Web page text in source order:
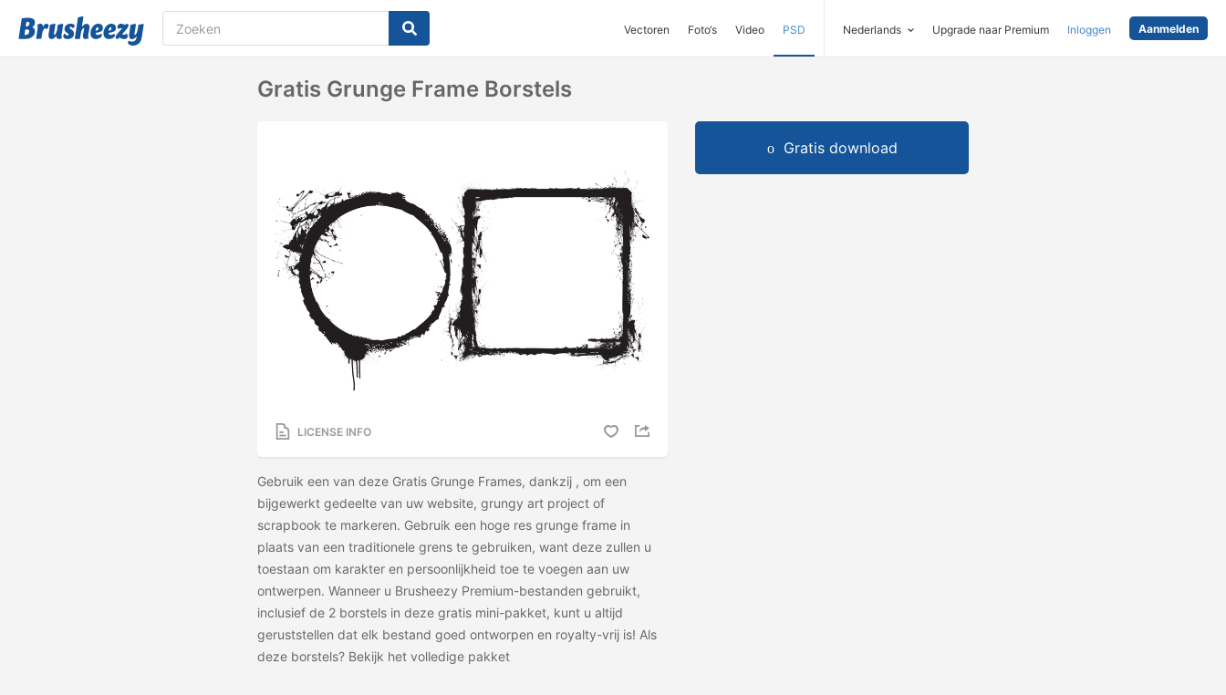
Vectoren Foto‘s Video PSD Nederlands Upgrade naar Premium Inloggen Aanmelden
Gratis Grunge Frame Borstels
LICENSE INFO
Gebruik een van deze Gratis Grunge Frames, dankzij , om een ​​
bijgewerkt gedeelte van uw website, grungy art project of
scrapbook te markeren. Gebruik een hoge res grunge frame in
plaats van een traditionele grens te gebruiken, want deze zullen u
toestaan ​​om karakter en persoonlijkheid toe te voegen aan uw
ontwerpen. Wanneer u Brusheezy Premium-bestanden gebruikt,
inclusief de 2 borstels in deze gratis mini-pakket, kunt u altijd
geruststellen dat elk bestand goed ontworpen en royalty-vrij is! Als
deze borstels? Bekijk het volledige pakket
Gratis download